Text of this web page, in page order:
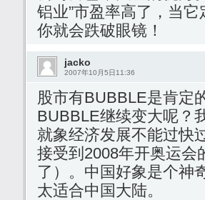
铝业”市盈率高了，当
你就会跌破眼镜！
jacko
2007年10月5日11:36
股市有BUBBLE是肯定
BUBBLE继续变大呢？
就象经济发展不能过快
接受到2008年开奥运会
了）。中国好象是个神
太适合中国大陆。